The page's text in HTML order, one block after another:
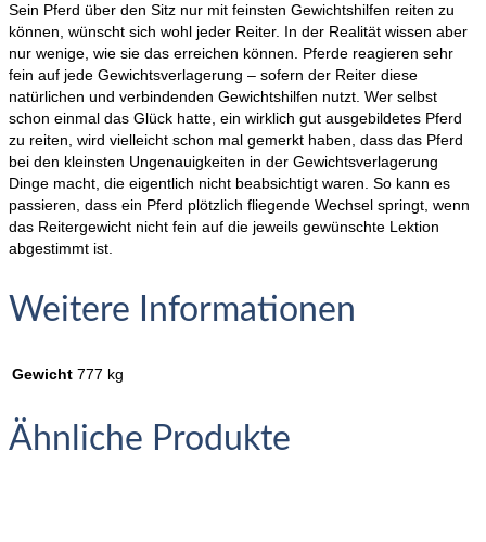
Sein Pferd über den Sitz nur mit feinsten Gewichtshilfen reiten zu
können, wünscht sich wohl jeder Reiter. In der Realität wissen aber
nur wenige, wie sie das erreichen können. Pferde reagieren sehr
fein auf jede Gewichtsverlagerung – sofern der Reiter diese
natürlichen und verbindenden Gewichtshilfen nutzt. Wer selbst
schon einmal das Glück hatte, ein wirklich gut ausgebildetes Pferd
zu reiten, wird vielleicht schon mal gemerkt haben, dass das Pferd
bei den kleinsten Ungenauigkeiten in der Gewichtsverlagerung
Dinge macht, die eigentlich nicht beabsichtigt waren. So kann es
passieren, dass ein Pferd plötzlich fliegende Wechsel springt, wenn
das Reitergewicht nicht fein auf die jeweils gewünschte Lektion
abgestimmt ist.
Weitere Informationen
Gewicht 777 kg
Ähnliche Produkte